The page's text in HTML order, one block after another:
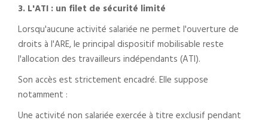
3. L'ATI : un filet de sécurité limité
Lorsqu'aucune activité salariée ne permet l'ouverture de
droits à l'ARE, le principal dispositif mobilisable reste
l'allocation des travailleurs indépendants (ATI).
Son accès est strictement encadré. Elle suppose
notamment :